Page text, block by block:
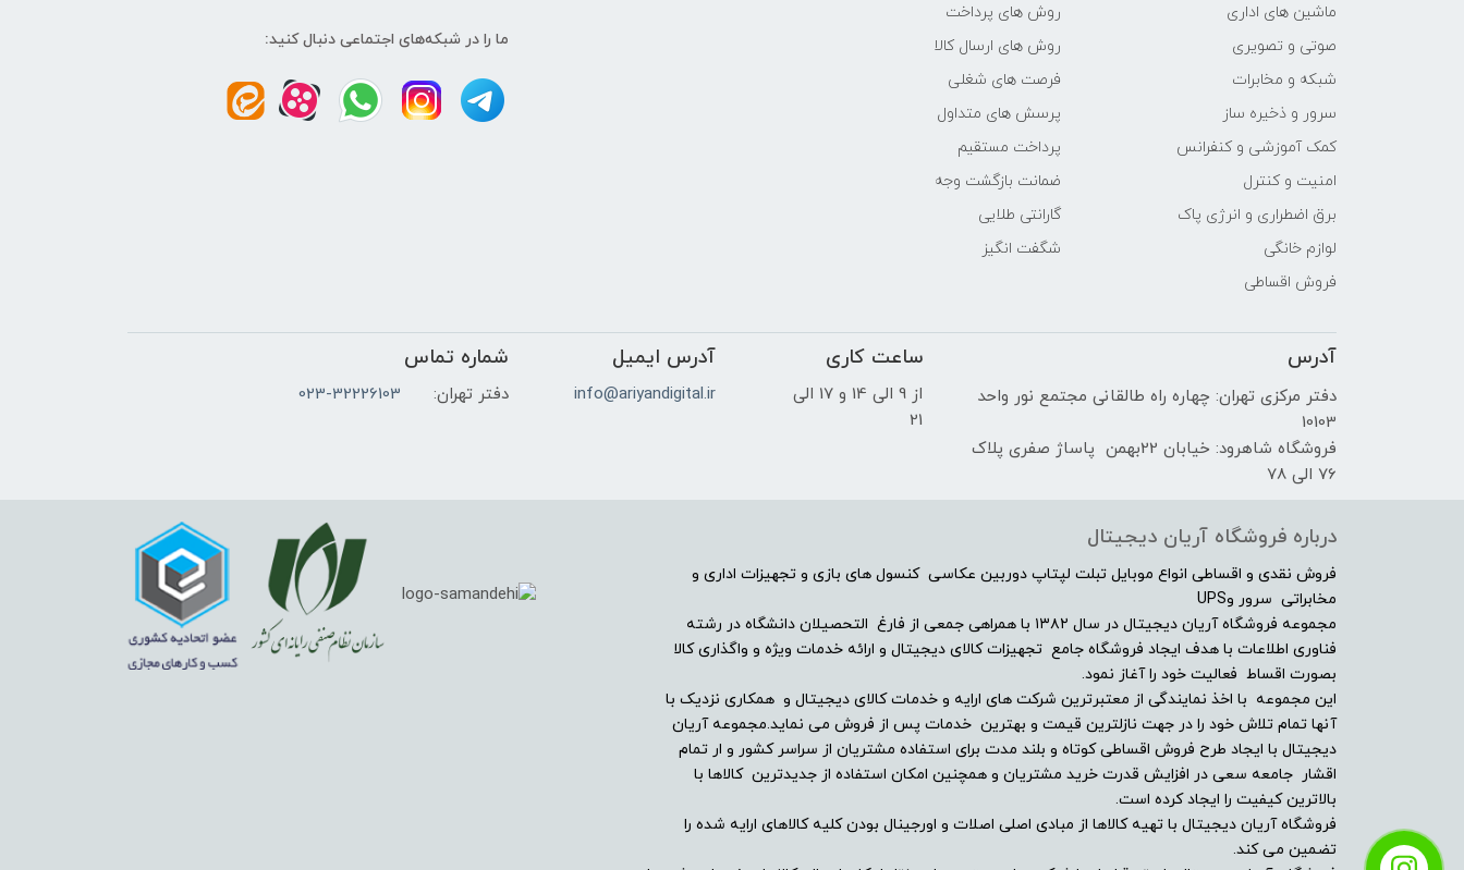
ماشین های اداری
صوتی و تصویری
شبکه و مخابرات
سرور و ذخیره ساز
کمک آموزشی و کنفرانس
امنیت و کنترل
برق اضطراری و انرژی پاک
لوازم خانگی
فروش اقساطی
روش های پرداخت
روش های ارسال کالا
فرصت های شغلی
پرسش های متداول
پرداخت مستقیم
ضمانت بازگشت وجه
گارانتی طلایی
شگفت انگیز
ما را در شبکه‌های اجتماعی دنبال کنید:
آدرس
دفتر مرکزی تهران: چهاره راه طالقانی مجتمع نور واحد
10103
فروشگاه شاهرود: خیابان 22بهمن پاساژ صفری پلاک
76 الی 78
ساعت کاری
از 9 الی 14 و 17 الی
21
آدرس ایمیل
info@ariyandigital.ir
شماره تماس
دفتر تهران: 023-32226103
درباره فروشگاه آریان دیجیتال
فروش نقدی و اقساطی انواع موبایل تبلت لپتاپ دوربین عکاسی کنسول های بازی و تجهیزات اداری و
مخابراتی سرور وUPS
مجموعه فروشگاه آریان دیجیتال در سال ۱۳۸۲ با همراهی جمعی از فارغ التحصیلان دانشگاه در رشته
فناوری اطلاعات با هدف ایجاد فروشگاه جامع تجهیزات کالای دیجیتال و ارائه خدمات ویژه و واگذاری کالا
بصورت اقساط فعالیت خود را آغاز نمود.
این مجموعه با اخذ نمایندگی از معتبرترین شرکت های ارایه و خدمات کالای دیجیتال و همکاری نزدیک با
آنها تمام تلاش خود را در جهت نازلترین قیمت و بهترین خدمات پس از فروش می نماید.مجموعه آریان
دیجیتال با ایجاد طرح فروش اقساطی کوتاه و بلند مدت برای استفاده مشتریان از سراسر کشور و ار تمام
اقشار جامعه سعی در افزایش قدرت خرید مشتریان و همچنین امکان استفاده از جدیدترین کالاها با
بالاترین کیفیت را ایجاد کرده است.
فروشگاه آریان دیجیتال با تهیه کالاها از مبادی اصلی اصلات و اورجینال بودن کلیه کالاهای ارایه شده را
تضمین می کند.